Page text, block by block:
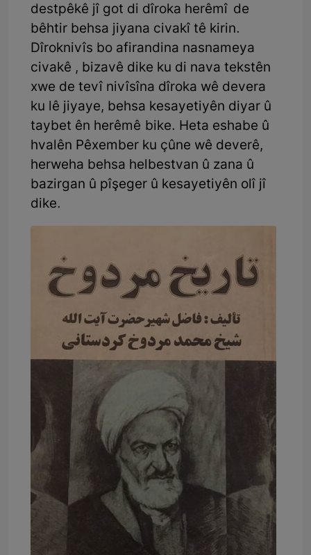
destpêkê jî got di dîroka herêmî de
bêhtir behsa jiyana civakî tê kirin.
Dîroknivîs bo afirandina nasnameya
civakê , bizavê dike ku di nava tekstên
xwe de tevî nivîsîna dîroka wê devera
ku lê jiyaye, behsa kesayetiyên diyar û
taybet ên herêmê bike. Heta eshabe û
hvalên Pêxember ku çûne wê deverê,
herweha behsa helbestvan û zana û
bazirgan û pîşeger û kesayetiyên olî jî
dike.